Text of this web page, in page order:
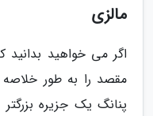
مالزی
اگر می خواهید بدانید
مقصد را به طور خلاصه
پنانگ یک جزیره